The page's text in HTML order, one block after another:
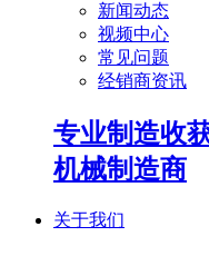
新闻动态
视频中心
常见问题
经销商资讯
专业制造收
机械制造商
关于我们